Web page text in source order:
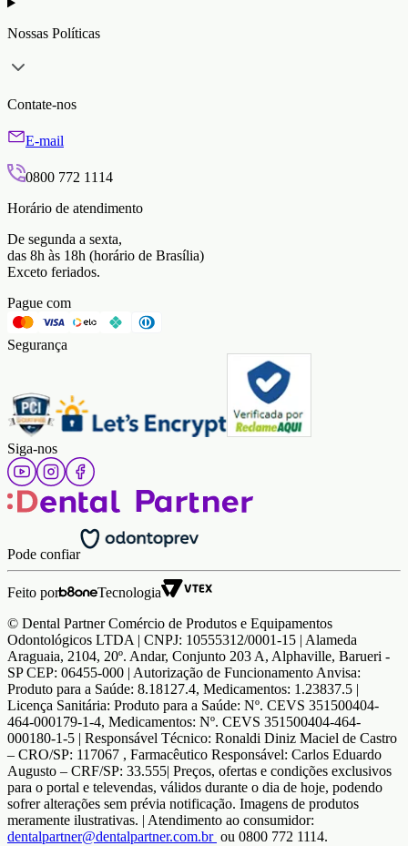
Nossas Políticas
Contate-nos
E-mail
0800 772 1114
Horário de atendimento
De segunda a sexta,
das 8h às 18h (horário de Brasília)
Exceto feriados.
Pague com
Segurança
Siga-nos
Pode confiar
Feito por
Tecnologia
© Dental Partner Comércio de Produtos e Equipamentos
Odontológicos LTDA | CNPJ: 10555312/0001-15 | Alameda
Araguaia, 2104, 20º. Andar, Conjunto 203 A, Alphaville, Barueri -
SP CEP: 06455-000 | Autorização de Funcionamento Anvisa:
Produto para a Saúde: 8.18127.4, Medicamentos: 1.23837.5 |
Licença Sanitária: Produto para a Saúde: Nº. CEVS 351500404-
464-000179-1-4, Medicamentos: Nº. CEVS 351500404-464-
000180-1-5 | Responsável Técnico: Ronaldi Diniz Maciel de Castro
– CRO/SP: 117067 , Farmacêutico Responsável: Carlos Eduardo
Augusto – CRF/SP: 33.555| Preços, ofertas e condições exclusivos
para o portal e televendas, válidos durante o dia de hoje, podendo
sofrer alterações sem prévia notificação. Imagens de produtos
meramente ilustrativas. | Atendimento ao consumidor:
dentalpartner@dentalpartner.com.br ou 0800 772 1114.